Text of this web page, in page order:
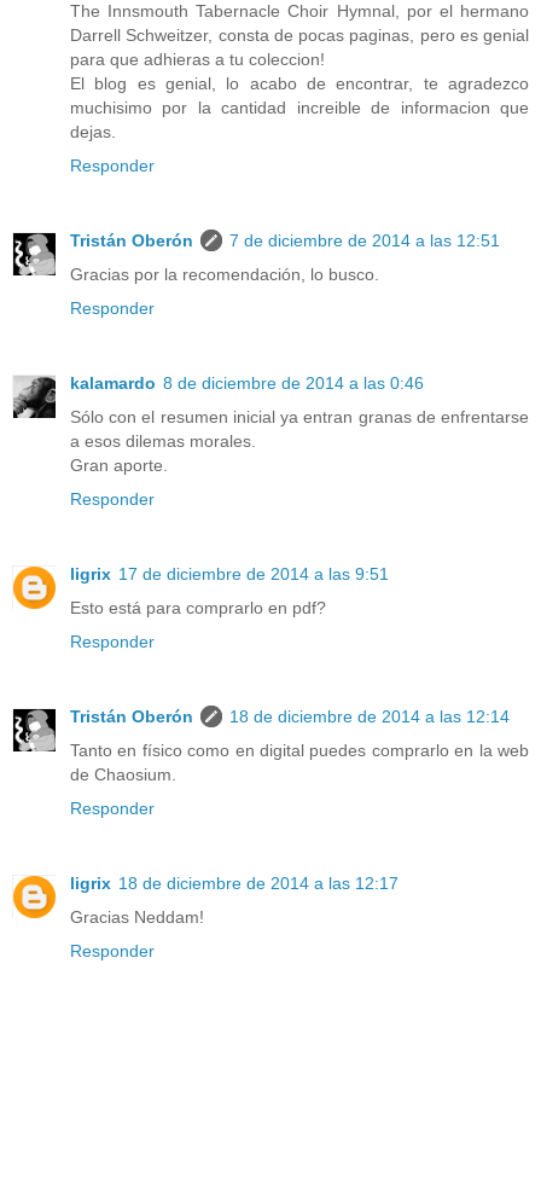
The Innsmouth Tabernacle Choir Hymnal, por el hermano
Darrell Schweitzer, consta de pocas paginas, pero es genial
para que adhieras a tu coleccion!
El blog es genial, lo acabo de encontrar, te agradezco
muchisimo por la cantidad increible de informacion que
dejas.
Responder
Tristán Oberón
7 de diciembre de 2014 a las 12:51
Gracias por la recomendación, lo busco.
Responder
kalamardo 8 de diciembre de 2014 a las 0:46
Sólo con el resumen inicial ya entran granas de enfrentarse
a esos dilemas morales.
Gran aporte.
Responder
ligrix 17 de diciembre de 2014 a las 9:51
Esto está para comprarlo en pdf?
Responder
Tristán Oberón
18 de diciembre de 2014 a las 12:14
Tanto en físico como en digital puedes comprarlo en la web
de Chaosium.
Responder
ligrix 18 de diciembre de 2014 a las 12:17
Gracias Neddam!
Responder